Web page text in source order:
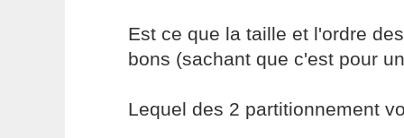
Est ce que la taille et l'ordre
bons (sachant que c'est pour
Lequel des 2 partitionnement